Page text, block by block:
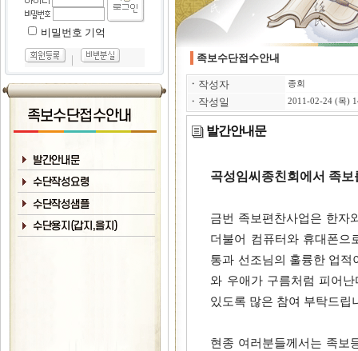
비밀번호 기억
족보수단접수안내
ㆍ 작성자 종회
ㆍ 작성일 2011-02-24 (목)
발간안내문
곡성임씨종친회에서 족
금번 족보편찬사업은 한자
더불어 컴퓨터와 휴대폰으
통과 선조님의 훌륭한 업
와 우애가 구름처럼 피어
있도록 많은 참여 부탁드립
현종 여러분들께서는 족보